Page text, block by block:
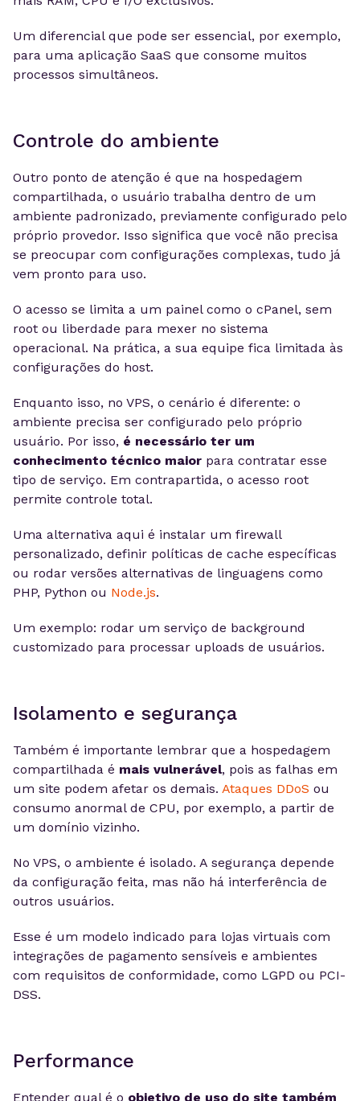
Um diferencial que pode ser essencial, por exemplo,
para uma aplicação SaaS que consome muitos
processos simultâneos.
Controle do ambiente
Outro ponto de atenção é que na hospedagem
compartilhada, o usuário trabalha dentro de um
ambiente padronizado, previamente configurado pelo
próprio provedor. Isso significa que você não precisa
se preocupar com configurações complexas, tudo já
vem pronto para uso.
O acesso se limita a um painel como o cPanel, sem
root ou liberdade para mexer no sistema
operacional. Na prática, a sua equipe fica limitada às
configurações do host.
Enquanto isso, no VPS, o cenário é diferente: o
ambiente precisa ser configurado pelo próprio
usuário. Por isso, é necessário ter um
conhecimento técnico maior para contratar esse
tipo de serviço. Em contrapartida, o acesso root
permite controle total.
Uma alternativa aqui é instalar um firewall
personalizado, definir políticas de cache específicas
ou rodar versões alternativas de linguagens como
PHP, Python ou Node.js.
Um exemplo: rodar um serviço de background
customizado para processar uploads de usuários.
Isolamento e segurança
Também é importante lembrar que a hospedagem
compartilhada é mais vulnerável, pois as falhas em
um site podem afetar os demais. Ataques DDoS ou
consumo anormal de CPU, por exemplo, a partir de
um domínio vizinho.
No VPS, o ambiente é isolado. A segurança depende
da configuração feita, mas não há interferência de
outros usuários.
Esse é um modelo indicado para lojas virtuais com
integrações de pagamento sensíveis e ambientes
com requisitos de conformidade, como LGPD ou PCI-
DSS.
Performance
Entender qual é o objetivo de uso do site também